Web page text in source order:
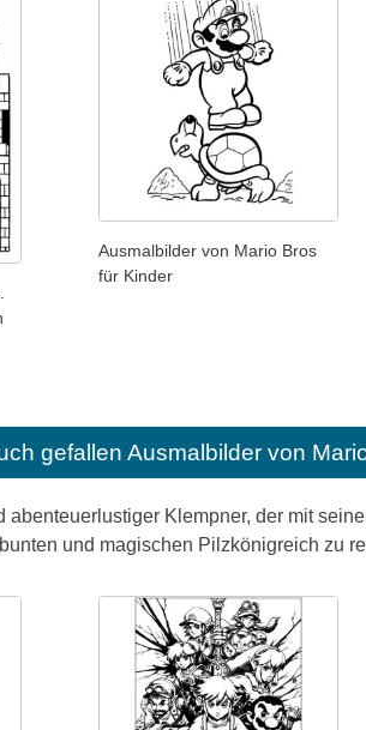
Ausmalbilder von Mario Bros
für Kinder
gefallen Ausmalbilder von
abenteuerlustiger Klempner, der mit
und magischen Pilzkönigreich zu